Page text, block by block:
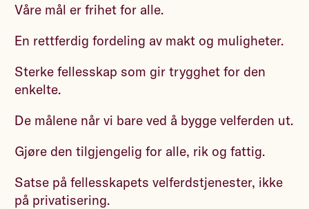
Våre mål er frihet for alle.
En rettferdig fordeling av makt og muligheter.
Sterke fellesskap som gir trygghet for den
enkelte.
De målene når vi bare ved å bygge velferden ut.
Gjøre den tilgjengelig for alle, rik og fattig.
Satse på fellesskapets velferdstjenester, ikke
på privatisering.